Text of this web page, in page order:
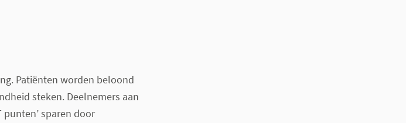
Patiënten worden beloond
steken. Deelnemers aan
punten’ sparen door